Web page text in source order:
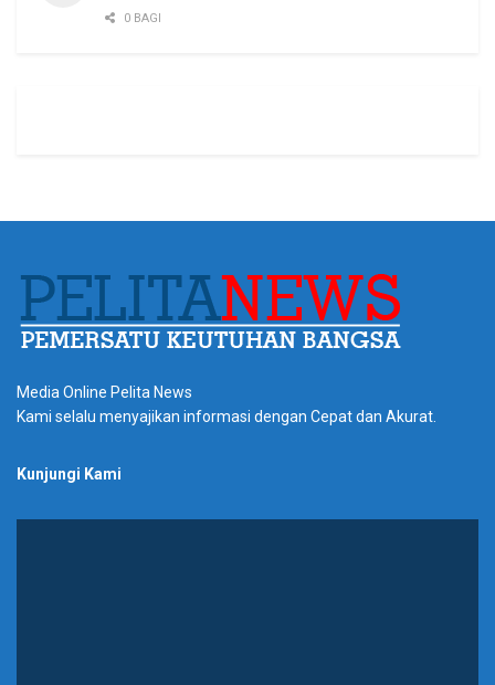
0 BAGI
Media Online Pelita News
Kami selalu menyajikan informasi dengan Cepat dan Akurat.
Kunjungi Kami